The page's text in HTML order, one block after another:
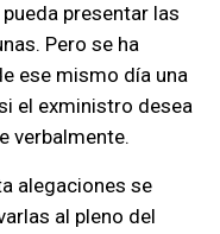
presentar las
Pero se ha
ese mismo día una
el exministro desea
verbalmente.
alegaciones se
al pleno del